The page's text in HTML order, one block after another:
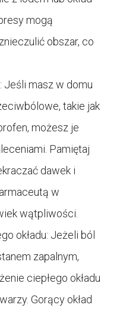
mogą
obszar, co
masz w domu
takie jak
możesz je
Pamiętaj
dawek i
w
wątpliwości.
okładu: Jeżeli ból
zapalnym,
ciepłego okładu
Gorący okład